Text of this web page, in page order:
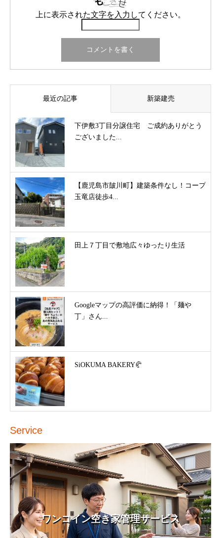
上に表示された文字を入力してください。
最近の記事 新築建売
下伊敷3丁目分譲住宅 ご成約ありがとう
ございました...
【鹿児島市皷川町】建築条件なし！コープ
玉竜店徒歩4...
田上７丁目で敷地広々ゆったり生活
Googleマップの高評価に納得！「麺や
丁」さん...
SiOKUMA BAKERY🥐
Service
ワンコイン空き家管理サービス